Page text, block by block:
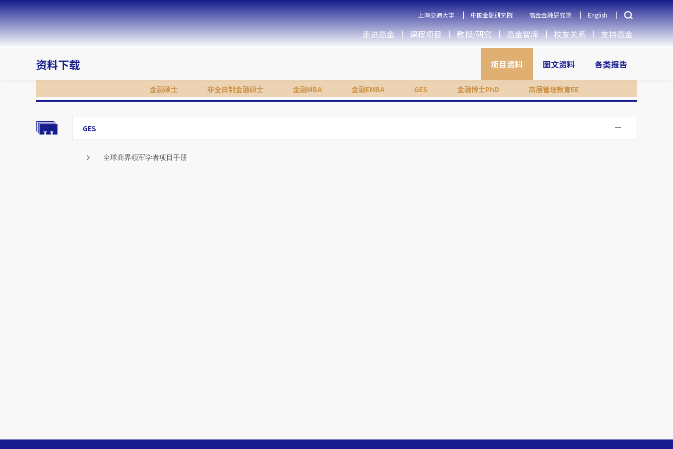
上海交通大学 中国金融研究院 高金金融研究院 English
走进高金 课程项目 教授/研究 高金智库 校友关系 支持高金
资料下载 项目资料
金融硕士 非全日制金融硕士 金融MBA 金融EMBA GES 金融博士PhD 高层管理教育EE
图文资料 各类报告
GES
全球商界领军学者项目手册